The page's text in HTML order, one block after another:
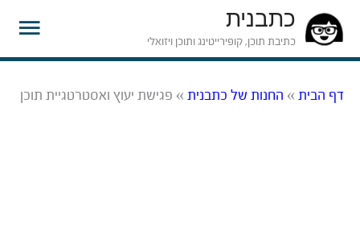
כתבנית
כתיבת תוכן, קופירייטינג ותוכן ויזואלי
דף הבית » החנות של כתבנית » פגישת יעוץ ואסטרטגיית תוכן